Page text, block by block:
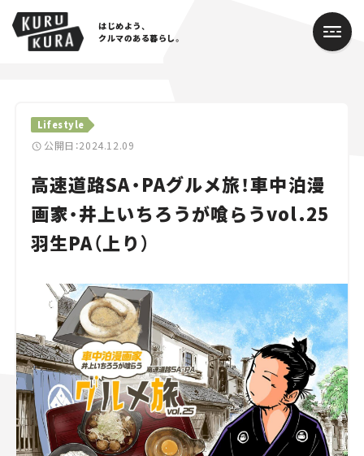
はじめよう、
クルマのある暮らし。
Lifestyle
公開日：2024.12.09
高速道路SA・PAグルメ旅！車中泊漫
画家・井上いちろうが喰らうvol.25
羽生PA（上り）
Cars
Lifestyle
Traffic
Special
Series
Campaign
人気のハッシュタグ
スズキ ジムニー｜Suzuki Jimny
スズキ｜Suzuki
マツダ｜Mazda
マツダ ロードスター｜Mazda Roadster